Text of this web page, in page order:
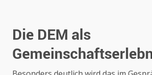
Die DEM als